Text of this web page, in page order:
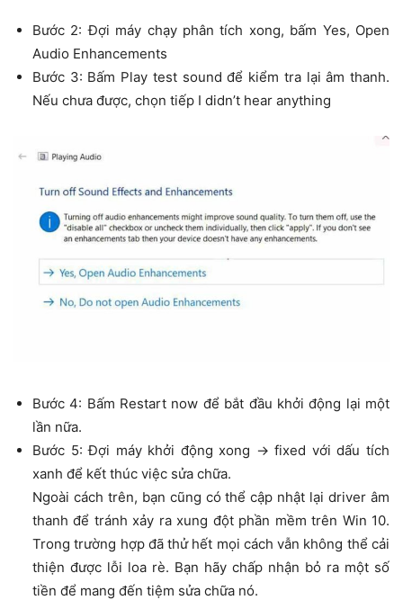
Bước 2: Đợi máy chạy phân tích xong, bấm Yes, Open
Audio Enhancements
Bước 3: Bấm Play test sound để kiểm tra lại âm thanh.
Nếu chưa được, chọn tiếp I didn’t hear anything
Bước 4: Bấm Restart now để bắt đầu khởi động lại một
lần nữa.
Bước 5: Đợi máy khởi động xong → fixed với dấu tích
xanh để kết thúc việc sửa chữa.
Ngoài cách trên, bạn cũng có thể cập nhật lại driver âm
thanh để tránh xảy ra xung đột phần mềm trên Win 10.
Trong trường hợp đã thử hết mọi cách vẫn không thể cải
thiện được lỗi loa rè. Bạn hãy chấp nhận bỏ ra một số
tiền để mang đến tiệm sửa chữa nó.